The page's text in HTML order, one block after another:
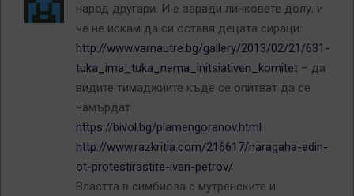
народ другари. И е заради линковете долу, и
че не искам да си оставя децата сираци:
http://www.varnautre.bg/gallery/2013/02/21/631-
tuka_ima_tuka_nema_initsiativen_komitet – да
видите тимаджиите къде се опитват да се
намърдат
https://bivol.bg/plamengoranov.html
http://www.razkritia.com/216617/naragaha-edin-
ot-protestirastite-ivan-petrov/
Властта в симбиоза с мутренските и